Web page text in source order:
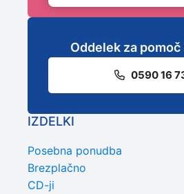
Oddelek za
0590 16
IZDELKI
Posebna ponudba
Brezplačno
CD-ji